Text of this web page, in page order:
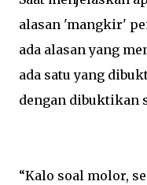
alasan 'mangkir'
ada alasan yang
ada satu yang
dengan dibuktikan
“Kalo soal molor,